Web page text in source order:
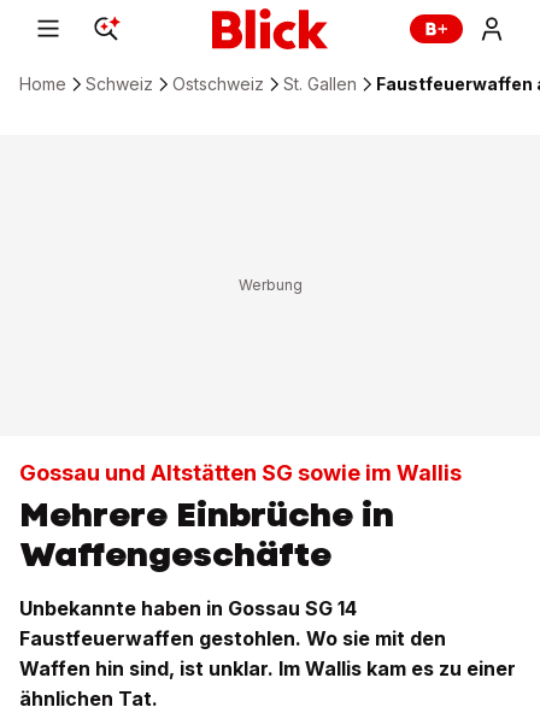
Home Schweiz Ostschweiz St. Gallen Faustfeuerwaffen
Gossau und Altstätten SG sowie im Wallis
Mehrere Einbrüche in
Waffengeschäfte
Unbekannte haben in Gossau SG 14
Faustfeuerwaffen gestohlen. Wo sie mit den
Waffen hin sind, ist unklar. Im Wallis kam es zu einer
ähnlichen Tat.